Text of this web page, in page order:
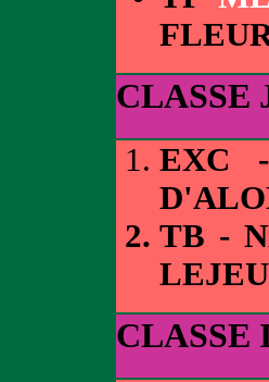
CLASSE
EXC
TB -
CLASSE